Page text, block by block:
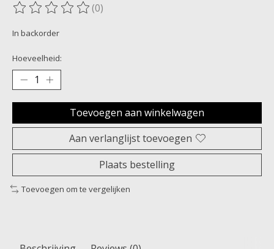
De beoordeling van dit product is
(0)
In backorder
Hoeveelheid:
Toevoegen aan winkelwagen
Aan verlanglijst toevoegen
Plaats bestelling
Toevoegen om te vergelijken